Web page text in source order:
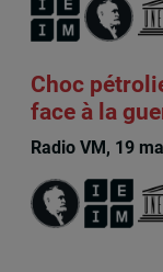
Choc
face à la
Radio VM, 19